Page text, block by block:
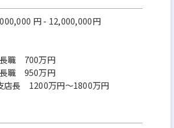
円 - 12,000,000円
職 700万円
職 950万円
店長 1200万円～1800万円